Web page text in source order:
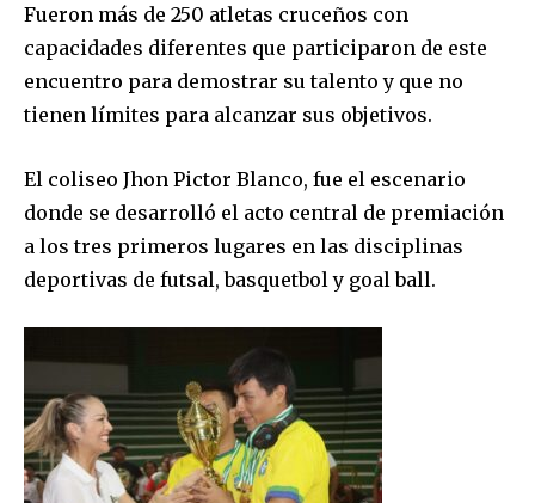
Fueron más de 250 atletas cruceños con
capacidades diferentes que participaron de este
encuentro para demostrar su talento y que no
tienen límites para alcanzar sus objetivos.
El coliseo Jhon Pictor Blanco, fue el escenario
donde se desarrolló el acto central de premiación
a los tres primeros lugares en las disciplinas
deportivas de futsal, basquetbol y goal ball.